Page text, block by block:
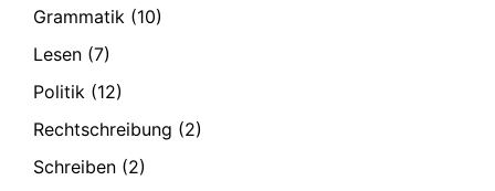
Grammatik (10)
Lesen (7)
Politik (12)
Rechtschreibung (2)
Schreiben (2)